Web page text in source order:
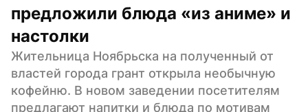
предложили блюда «из аниме» и
настолки
Жительница Ноябрьска на полученный от
властей города грант открыла необычную
кофейню. В новом заведении посетителям
предлагают напитки и блюда по мотивам